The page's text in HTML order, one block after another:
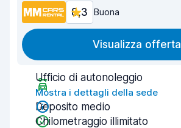
8,3 Buona
Visualizza offerta
Ufficio di autonoleggio
Mostra i dettagli della sede
Deposito medio
Chilometraggio illimitato